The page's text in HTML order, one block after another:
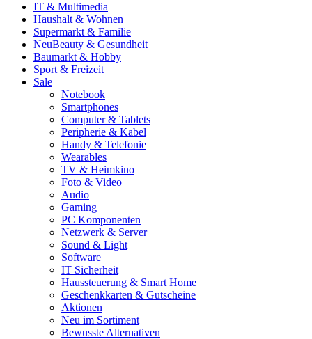
IT & Multimedia
Haushalt & Wohnen
Supermarkt & Familie
NeuBeauty & Gesundheit
Baumarkt & Hobby
Sport & Freizeit
Sale
Notebook
Smartphones
Computer & Tablets
Peripherie & Kabel
Handy & Telefonie
Wearables
TV & Heimkino
Foto & Video
Audio
Gaming
PC Komponenten
Netzwerk & Server
Sound & Light
Software
IT Sicherheit
Haussteuerung & Smart Home
Geschenkkarten & Gutscheine
Aktionen
Neu im Sortiment
Bewusste Alternativen